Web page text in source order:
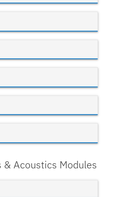
Acoustics Modules